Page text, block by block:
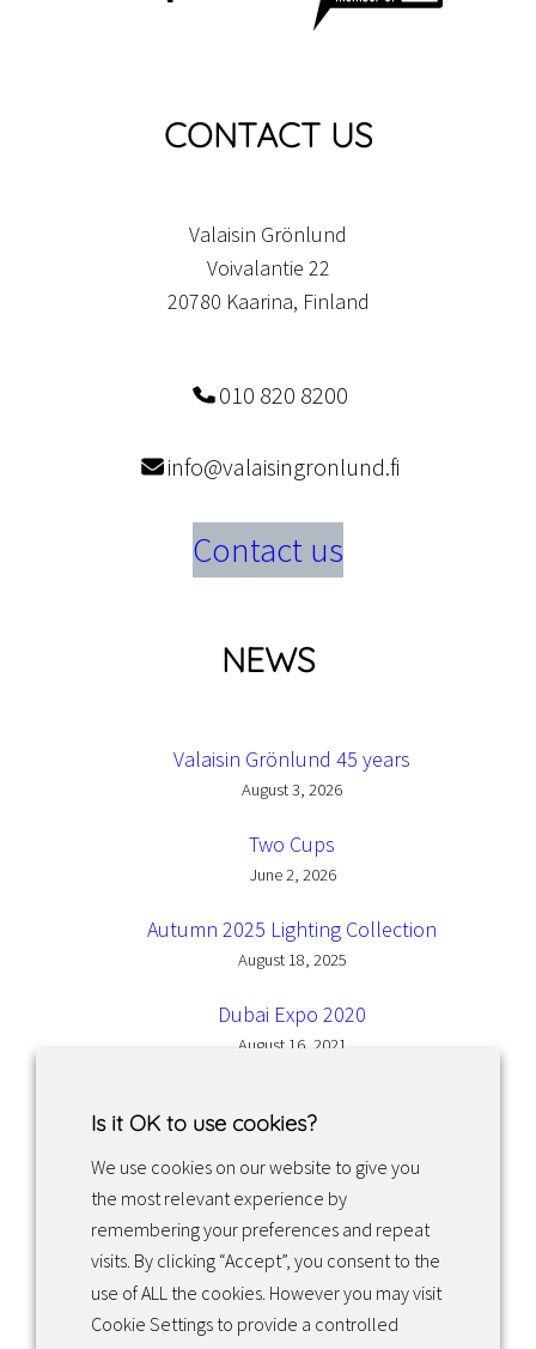
CONTACT US
Valaisin Grönlund
Voivalantie 22
20780 Kaarina, Finland
010 820 8200
info@valaisingronlund.fi
Contact us
NEWS
Valaisin Grönlund 45 years
August 3, 2026
Two Cups
June 2, 2026
Autumn 2025 Lighting Collection
August 18, 2025
Dubai Expo 2020
August 16, 2021
Facebook InstagramLinkedIn
Returns & exchanges
Is it OK to use cookies?
We use cookies on our website to give you
the most relevant experience by
remembering your preferences and repeat
visits. By clicking “Accept”, you consent to the
use of ALL the cookies. However you may visit
Cookie Settings to provide a controlled